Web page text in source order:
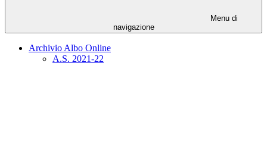
Menu di
navigazione
Archivio Albo Online
A.S. 2021-22